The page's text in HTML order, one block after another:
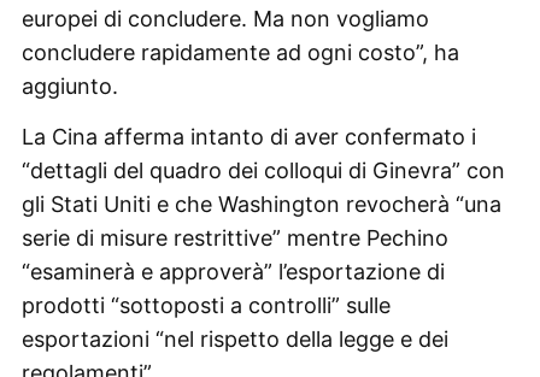
europei di concludere. Ma non vogliamo
concludere rapidamente ad ogni costo”, ha
aggiunto.
La Cina afferma intanto di aver confermato i
“dettagli del quadro dei colloqui di Ginevra” con
gli Stati Uniti e che Washington revocherà “una
serie di misure restrittive” mentre Pechino
“esaminerà e approverà” l’esportazione di
prodotti “sottoposti a controlli” sulle
esportazioni “nel rispetto della legge e dei